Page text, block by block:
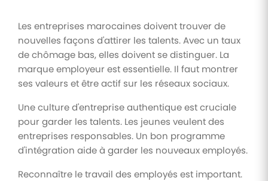
Les entreprises marocaines doivent trouver de
nouvelles façons d'attirer les talents. Avec un taux
de chômage bas, elles doivent se distinguer. La
marque employeur est essentielle. Il faut montrer
ses valeurs et être actif sur les réseaux sociaux.
Une culture d'entreprise authentique est cruciale
pour garder les talents. Les jeunes veulent des
entreprises responsables. Un bon programme
d'intégration aide à garder les nouveaux employés.
Reconnaître le travail des employés est important.